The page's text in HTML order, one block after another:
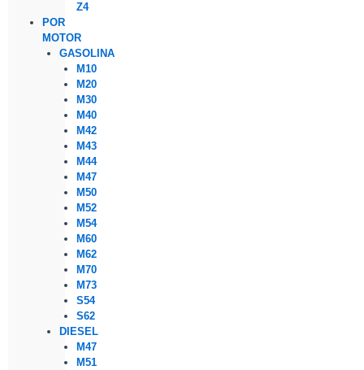
Z4
POR
MOTOR
GASOLINA
M10
M20
M30
M40
M42
M43
M44
M47
M50
M52
M54
M60
M62
M70
M73
S54
S62
DIESEL
M47
M51